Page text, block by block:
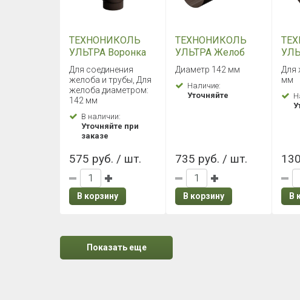
ТЕХНОНИКОЛЬ
УЛЬТРА Воронка
желоба (Темно-
коричневый)
Для соединения
желоба и трубы, Для
желоба диаметром:
142 мм
В наличии:
Уточняйте при
заказе
575 руб. / шт.
В корзину
ТЕХНОНИКОЛЬ
УЛЬТРА Желоб
3000 мм (Темно-
коричневый)
Диаметр 142 мм
Наличие:
Уточняйте
735 руб. / шт.
В корзину
Для
мм
В
Показать еще